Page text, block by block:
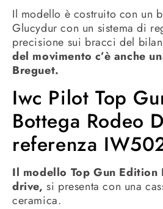
Il modello è costruito con un
Glucydur con un sistema di
precisione sui bracci del
del movimento c’è anche
Breguet.
Iwc Pilot Top
Bottega Rodeo
referenza
Il modello Top Gun Edition
drive, si presenta con una
ceramica.